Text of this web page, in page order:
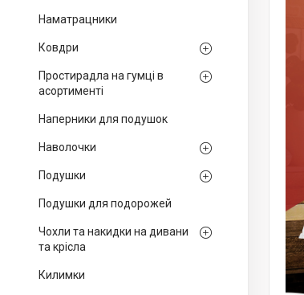
Наматрацники
Ковдри
Простирадла на гумці в
асортименті
Наперники для подушок
Наволочки
Подушки
Подушки для подорожей
Чохли та накидки на дивани
та крісла
Килимки